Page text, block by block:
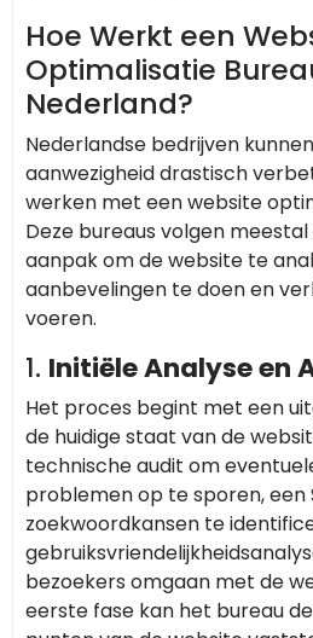
Hoe Werkt een
Optimalisatie
Nederland?
Nederlandse bedrijven
aanwezigheid drastisch
werken met een website
Deze bureaus volgen
aanpak om de website te
aanbevelingen te doen en
voeren.
1. Initiële Analyse en
Het proces begint met een
de huidige staat van de
technische audit om
problemen op te sporen, een
zoekwoordkansen te
bezoekers omgaan met de
eerste fase kan het bureau